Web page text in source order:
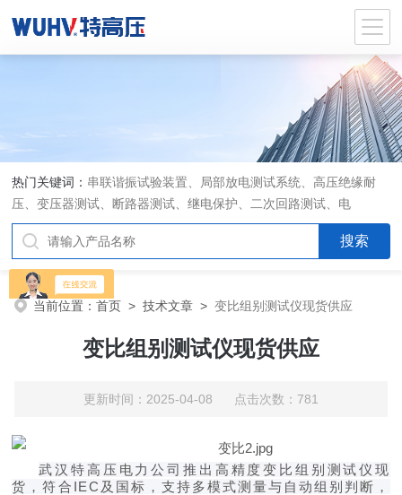
热门关键词： 串联谐振试验装置、局部放电测试系统、高压绝缘耐
压、变压器测试、断路器测试、继电保护、二次回路测试、电
当前位置：首页 >技术文章 >变比组别测试仪现货供应
变比组别测试仪现货供应
更新时间：2025-04-08 点击次数：781
武汉特高压电力公司推出高精度变比组别测试仪现
货，符合IEC及国标，支持多模式测量与自动组别判断，